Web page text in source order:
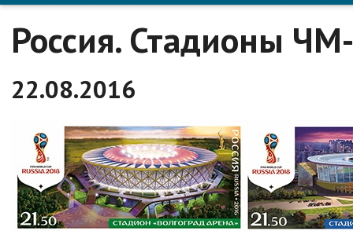
Россия. Стадионы
22.08.2016